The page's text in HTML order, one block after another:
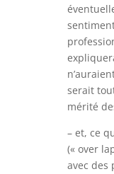
serait
mérité
– et, ce
(« over
avec des